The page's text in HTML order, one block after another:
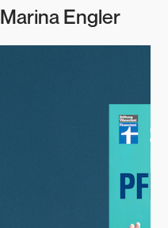
Marina Engler